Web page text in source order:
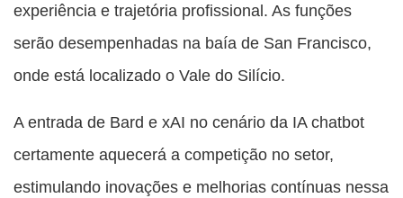
experiência e trajetória profissional. As funções
serão desempenhadas na baía de San Francisco,
onde está localizado o Vale do Silício.
A entrada de Bard e xAI no cenário da IA chatbot
certamente aquecerá a competição no setor,
estimulando inovações e melhorias contínuas nessa